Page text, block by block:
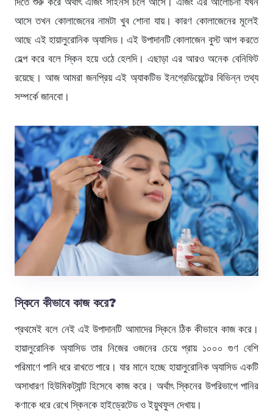
আসে তখন কোলাজেনের নামটা খুব শোনা যায়। কারণ কোলাজেনের মূলেই
আছে এই হায়ালুরোনিক অ্যাসিড। এই উপাদানটি কোলাজেন বুস্ট আপ করতে
হেল্প করে বলে স্কিন হয়ে ওঠে হেলদি। এছাড়া এর আরও অনেক বেনিফিট
রয়েছে। আজ আমরা জনপ্রিয় এই অ্যাকটিভ ইনগ্রেডিয়েন্টের বিভিন্ন তথ্য
সম্পর্কে জানবো।
স্কিনে কীভাবে কাজ করে?
প্রথমেই বলে নেই এই উপাদানটি আমাদের স্কিনে ঠিক কীভাবে কাজ করে।
হায়ালুরোনিক অ্যাসিড তার নিজের ওজনের চেয়ে প্রায় ১০০০ গুণ বেশি
পরিমাণে পানি ধরে রাখতে পারে। যার মানে হচ্ছে হায়ালুরোনিক অ্যাসিড একটি
অসাধারণ হিউমিকট্যান্ট হিসেবে কাজ করে। অর্থাৎ স্কিনের উপরিভাগে পানির
কণাকে ধরে রেখে স্কিনকে হাইড্রেটেড ও ইয়ুথফুল দেখায়।